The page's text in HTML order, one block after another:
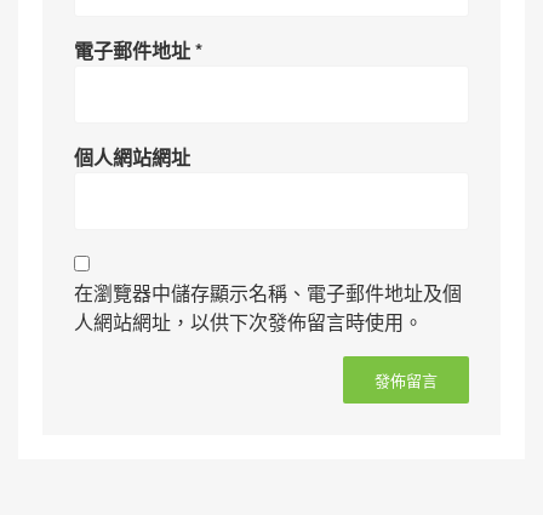
電子郵件地址*
個人網站網址
在瀏覽器中儲存顯示名稱、電子郵件地址及個
人網站網址，以供下次發佈留言時使用。